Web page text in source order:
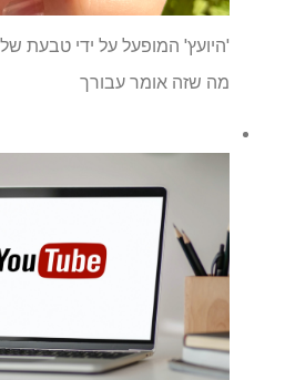
מה שזה אומר עבורך